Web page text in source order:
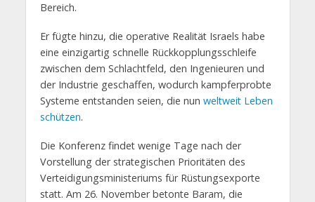
Bereich.
Er fügte hinzu, die operative Realität Israels habe
eine einzigartig schnelle Rückkopplungsschleife
zwischen dem Schlachtfeld, den Ingenieuren und
der Industrie geschaffen, wodurch kampferprobte
Systeme entstanden seien, die nun weltweit Leben
schützen.
Die Konferenz findet wenige Tage nach der
Vorstellung der strategischen Prioritäten des
Verteidigungsministeriums für Rüstungsexporte
statt. Am 26. November betonte Baram, die